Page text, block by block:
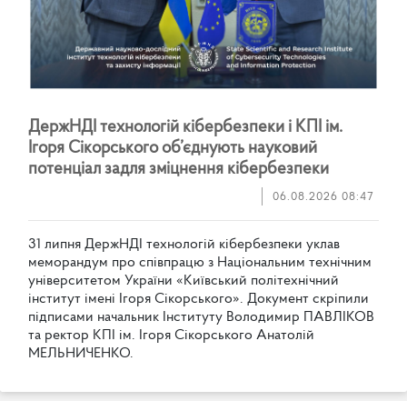
ДержНДІ технологій кібербезпеки і КПІ ім.
Ігоря Сікорського об’єднують науковий
потенціал задля зміцнення кібербезпеки
06.08.2026 08:47
31 липня ДержНД технологій кібербезпеки уклав
меморандум про співпрацю з Національним технічним
університетом України «Київський політехнічний
інститут імені горя Сікорського». Документ скріпили
підписами начальник нституту Володимир АВЛ КОВ
та ректор К ім. горя Сікорського Анатолій
М ЕЛ ЬН ИЧ ЕН КО.